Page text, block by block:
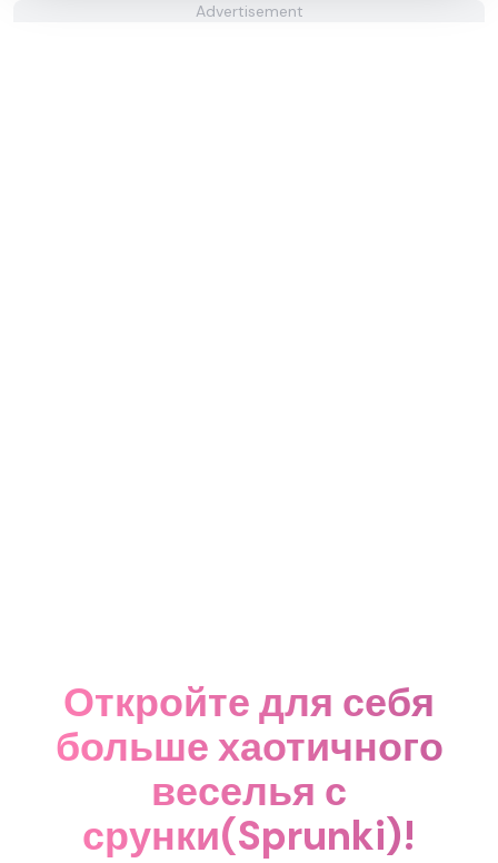
Advertisement
Откройте для себя
больше хаотичного
веселья с
срунки(Sprunki)!